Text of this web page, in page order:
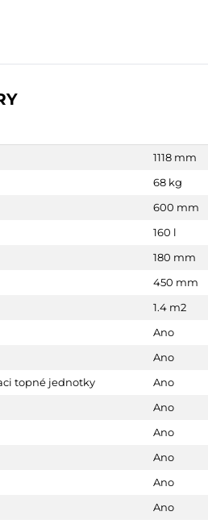
1118 mm
68 kg
600 mm
160 l
180 mm
450 mm
1.4 m2
Ano
Ano
topné jednotky
Ano
Ano
Ano
Ano
Ano
Ano